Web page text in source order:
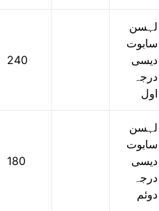
240
لہسن
سابوت
دیسی
درجہ
اول
180
لہسن
سابوت
دیسی
درجہ
دوئم